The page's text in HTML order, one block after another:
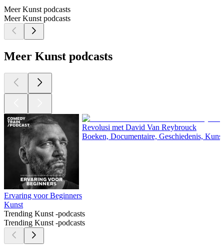
Meer Kunst podcasts
Meer Kunst podcasts
Meer Kunst podcasts
Ervaring voor Beginners
Kunst
Revolusi met David Van Reybrouck
Boeken, Documentaire, Geschiedenis,
Trending Kunst -podcasts
Trending Kunst -podcasts